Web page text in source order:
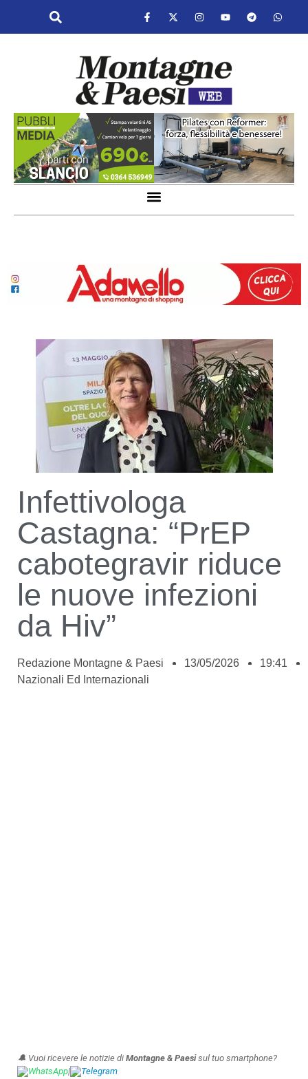
Infettivologa
Castagna: “PrEP
cabotegravir riduce
le nuove infezioni
da Hiv”
Redazione Montagne & Paesi 13/05/2026
19:41
Nazionali Ed Internazionali
🔔 Vuoi ricevere le notizie di Montagne & Paesisul tuo smartphone?
WhatsApp| Telegram